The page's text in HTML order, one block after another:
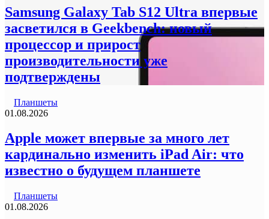
Samsung Galaxy Tab S12 Ultra впервые
засветился в Geekbench: новый
процессор и прирост
производительности уже
подтверждены
Планшеты
01.08.2026
Apple может впервые за много лет
кардинально изменить iPad Air: что
известно о будущем планшете
Планшеты
01.08.2026